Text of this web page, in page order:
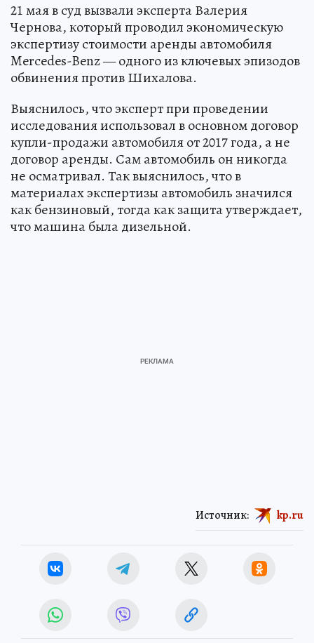
21 мая в суд вызвали эксперта Валерия
Чернова, который проводил экономическую
экспертизу стоимости аренды автомобиля
Mercedes-Benz — одного из ключевых эпизодов
обвинения против Шихалова.
Выяснилось, что эксперт при проведении
исследования использовал в основном договор
купли-продажи автомобиля от 2017 года, а не
договор аренды. Сам автомобиль он никогда
не осматривал. Так выяснилось, что в
материалах экспертизы автомобиль значился
как бензиновый, тогда как защита утверждает,
что машина была дизельной.
Источник: kp.ru